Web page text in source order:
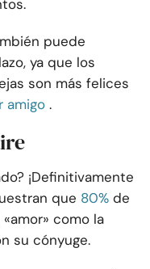
puede
ya que los
son más felices
amigo .
¡Definitivamente
que 80% de
como la
su cónyuge.